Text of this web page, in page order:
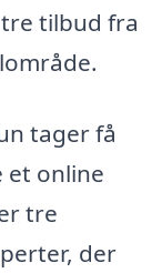
tilbud fra
tager få
et online
tre
der